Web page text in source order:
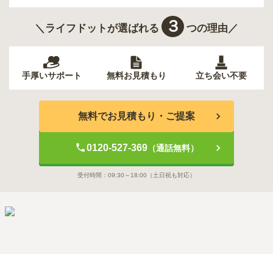
＼ライフドットが選ばれる ３ つの理由／
手厚いサポート 無料お見積もり 立ち会い不要
無料でお見積もり・ご提案
0120-527-369（通話無料）
受付時間： 09:30～18:00 （土日祝も対応）